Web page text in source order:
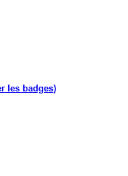
les badges)